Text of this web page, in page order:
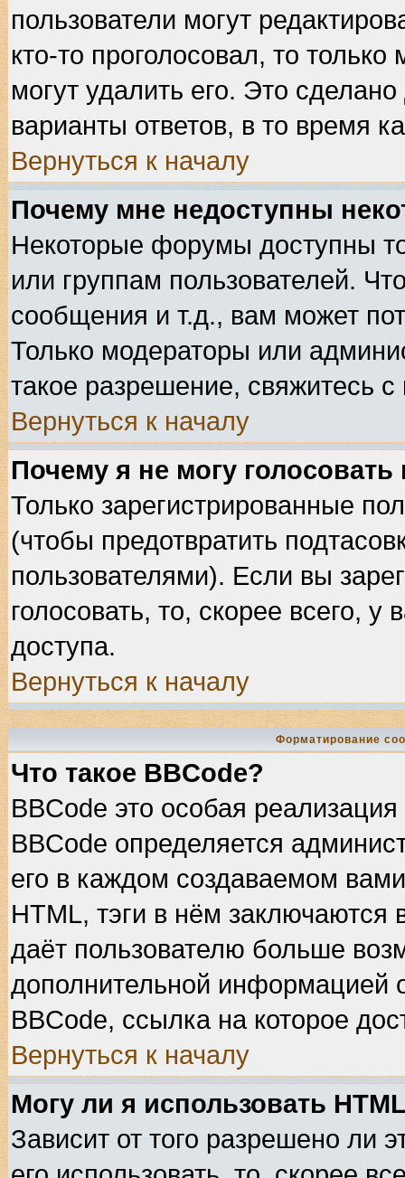
пользователи могут
кто-то проголосовал, то
могут удалить его. Это
варианты ответов, в то время
Вернуться к началу
Почему мне недоступны
Некоторые форумы доступны
или группам пользователей.
сообщения и т.д., вам может
Только модераторы или
такое разрешение, свяжитесь
Вернуться к началу
Почему я не могу голосовать
Только зарегистрированные
(чтобы предотвратить
пользователями). Если вы
голосовать, то, скорее всего,
доступа.
Вернуться к началу
Форматирование
Что такое BBCode?
BBCode это особая
BBCode определяется
его в каждом создаваемом
HTML, тэги в нём заключаются
даёт пользователю больше
дополнительной информацией
BBCode, ссылка на которое
Вернуться к началу
Могу ли я использовать
Зависит от того разрешено ли